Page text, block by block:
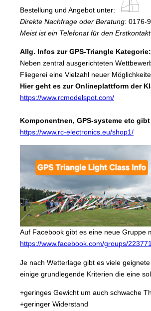
Bestellung und Angebot unter:
Direkte Nachfrage oder Beratung: 0176-
Meist ist ein Telefonat für den
Allg. Infos zur GPS-Triangle Kategorie:
Neben zentral ausgerichteten
Fliegerei eine Vielzahl neuer
Hier geht es zur Onlineplattform der
https://www.rcmodelspot.com/
Komponentnen, GPS-systeme etc
https://www.rc-electronics.eu/shop1/
Auf Facebook gibt es eine neue Gruppe
https://www.facebook.com/groups/
Je nach Wetterlage gibt es viele
einige grundlegende Kriterien die eine
+geringes Gewicht um auch schwache
+geringer Widerstand